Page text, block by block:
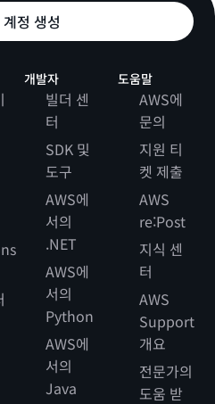
정 생성
개발자
빌더 센
터
SDK 및
도구
AWS에
서의
.NET
AWS에
서의
Python
AWS에
서의
Java
도움말
AWS에
문의
지원 티
켓 제출
AWS
re:Post
지식 센
터
AWS
Support
개요
전문가의
도움 받